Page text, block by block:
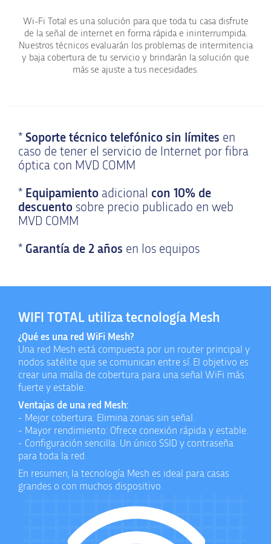
Wi-Fi Total es una solución para que toda tu casa disfrute
de la señal de internet en forma rápida e ininterrumpida.
Nuestros técnicos evaluarán los problemas de intermitencia
y baja cobertura de tu servicio y brindarán la solución que
más se ajuste a tus necesidades.
* Soporte técnico telefónico sin límites en
caso de tener el servicio de Internet por fibra
óptica con MVD COMM
* Equipamiento adicional con 10% de
descuento sobre precio publicado en web
MVD COMM
* Garantía de 2 años en los equipos
WIFI TOTAL utiliza tecnología Mesh
¿Qué es una red WiFi Mesh?
Una red Mesh está compuesta por un router principal y
nodos satélite que se comunican entre sí. El objetivo es
crear una malla de cobertura para una señal WiFi más
fuerte y estable.
Ventajas de una red Mesh:
- Mejor cobertura: Elimina zonas sin señal.
- Mayor rendimiento: Ofrece conexión rápida y estable.
- Configuración sencilla: Un único SSID y contraseña
para toda la red.
En resumen, la tecnología Mesh es ideal para casas
grandes o con muchos dispositivo.